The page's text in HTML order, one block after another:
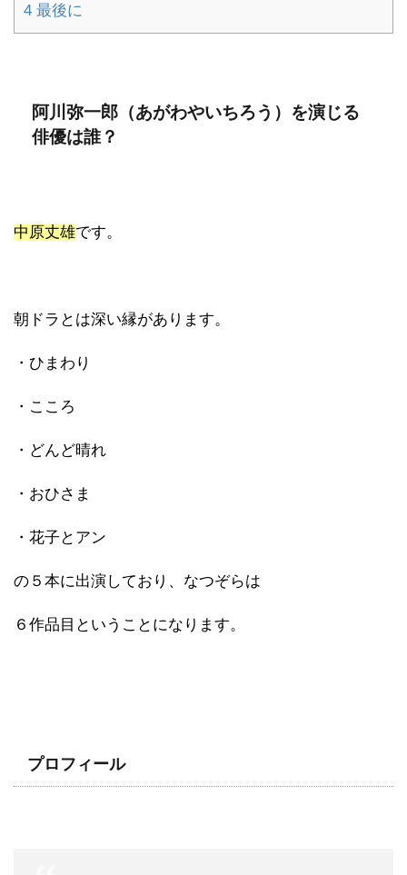
4 最後に
阿川弥一郎（あがわやいちろう）を演じる
俳優は誰？
中原丈雄です。
朝ドラとは深い縁があります。
・ひまわり
・こころ
・どんど晴れ
・おひさま
・花子とアン
の５本に出演しており、なつぞらは
６作品目ということになります。
プロフィール